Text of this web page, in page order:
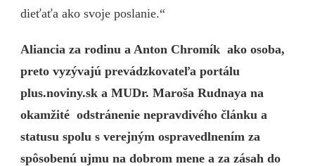
dieťaťa ako svoje poslanie.“
Aliancia za rodinu a Anton Chromík ako osoba,
preto vyzývajú prevádzkovateľa portálu
plus.noviny.sk a MUDr. Maroša Rudnaya na
okamžité odstránenie nepravdivého článku a
statusu spolu s verejným ospravedlnením za
spôsobenú ujmu na dobrom mene a za zásah do